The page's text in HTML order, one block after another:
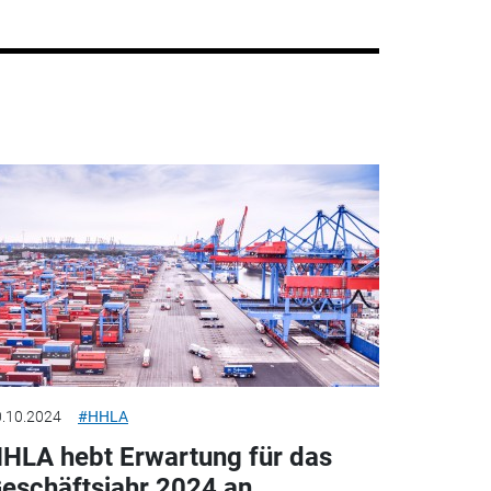
#HHLA
hebt Erwartung für das